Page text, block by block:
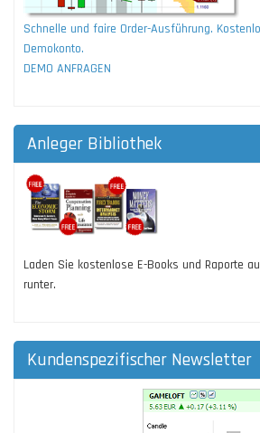
Schnelle und faire Order-Ausführung.
Demokonto.
DEMO ANFRAGEN
Anleger Bibliothek
Laden Sie kostenlose E-Books und Raporte
runter.
Kundenspezifischer Newsletter